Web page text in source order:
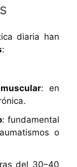
diaria han
:
: en
: fundamental
o
del 30–40